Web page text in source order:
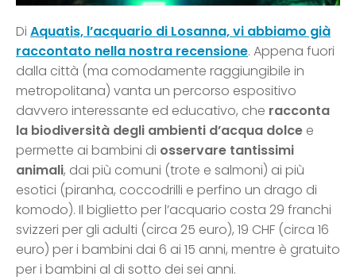
Di Aquatis, l’acquario di Losanna, vi abbiamo già
raccontato nella nostra recensione. Appena fuori
dalla città (ma comodamente raggiungibile in
metropolitana) vanta un percorso espositivo
davvero interessante ed educativo, che racconta
la biodiversità degli ambienti d’acqua dolce e
permette ai bambini di osservare tantissimi
animali, dai più comuni (trote e salmoni) ai più
esotici (piranha, coccodrilli e perfino un drago di
komodo). Il biglietto per l’acquario costa 29 franchi
svizzeri per gli adulti (circa 25 euro), 19 CHF (circa 16
euro) per i bambini dai 6 ai 15 anni, mentre è gratuito
per i bambini al di sotto dei sei anni.